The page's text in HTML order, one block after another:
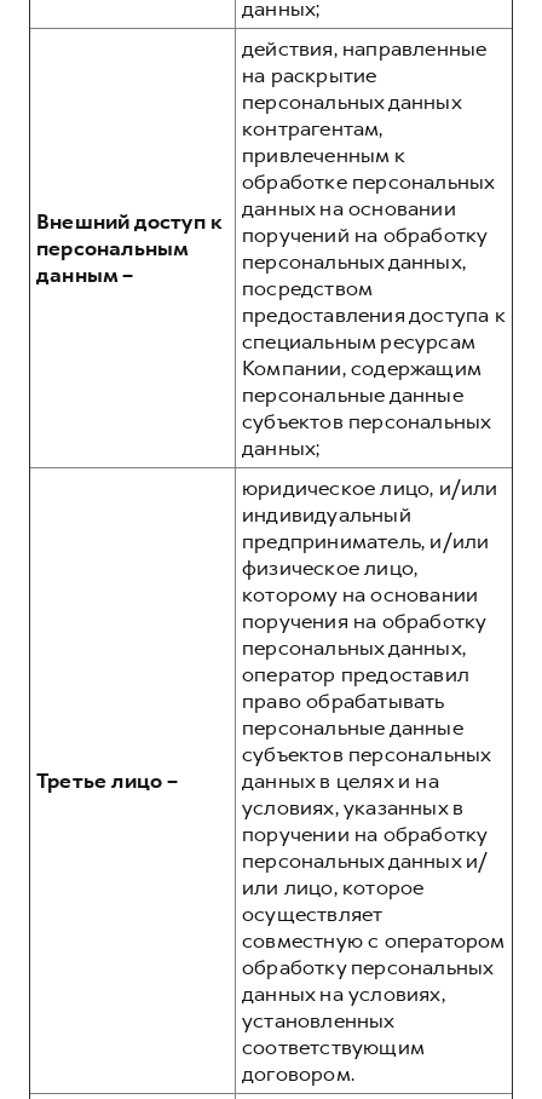
данных;
Внешний доступ к
персональным
данным –
действия, направленные
на раскрытие
персональных данных
контрагентам,
привлеченным к
обработке персональных
данных на основании
поручений на обработку
персональных данных,
посредством
предоставления доступа к
специальным ресурсам
Компании, содержащим
персональные данные
субъектов персональных
данных;
Третье лицо –
юридическое лицо, и/или
индивидуальный
предприниматель, и/или
физическое лицо,
которому на основании
поручения на обработку
персональных данных,
оператор предоставил
право обрабатывать
персональные данные
субъектов персональных
данных в целях и на
условиях, указанных в
поручении на обработку
персональных данных и/
или лицо, которое
осуществляет
совместную с оператором
обработку персональных
данных на условиях,
установленных
соответствующим
договором.